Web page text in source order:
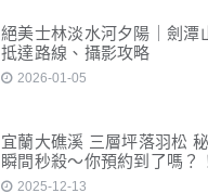
絕美士林淡水河夕陽｜劍潭
抵達路線、攝影攻略
2026-01-05
宜蘭大礁溪 三層坪落羽松
瞬間秒殺～你預約到了嗎？
2025-12-13